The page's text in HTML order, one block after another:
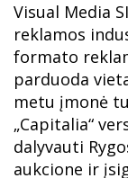
Visual Media
reklamos
formato
parduoda
metu įmonė
„Capitalia“
dalyvauti
aukcione ir